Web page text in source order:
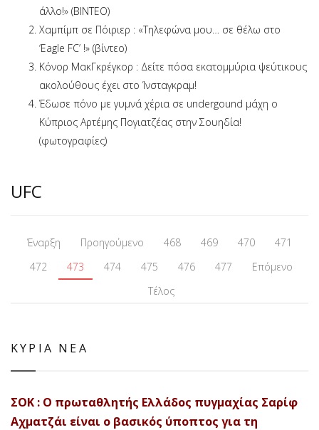
άλλο!» (ΒΙΝΤΕΟ)
Χαμπίμπ σε Πόιριερ : «Τηλεφώνα μου… σε θέλω στο
‘Eagle FC’ !» (βίντεο)
Κόνορ ΜακΓκρέγκορ : Δείτε πόσα εκατομμύρια ψεύτικους
ακολούθους έχει στο Ίνσταγκραμ!
Έδωσε πόνο με γυμνά χέρια σε undergound μάχη ο
Κύπριος Αρτέμης Πογιατζέας στην Σουηδία!
(φωτογραφίες)
UFC
Έναρξη Προηγούμενο 468 469 470
471
472
473 474 475 476 477
Επόμενο
Τέλος
ΚΥΡΙΑ ΝΕΑ
ΣΟΚ : Ο πρωταθλητής Ελλάδος πυγμαχίας Σαρίφ
Αχματζάι είναι ο βασικός ύποπτος για τη